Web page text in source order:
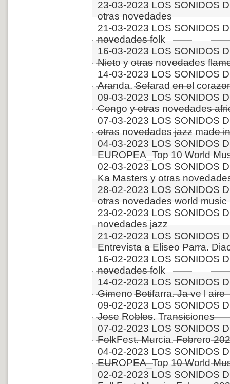
23-03-2023 LOS SONIDOS
otras novedades
21-03-2023 LOS SONIDOS
novedades folk
16-03-2023 LOS SONIDOS
Nieto y otras novedades
14-03-2023 LOS SONIDOS
Aranda. Sefarad en el
09-03-2023 LOS SONIDOS
Congo y otras novedades
07-03-2023 LOS SONIDOS
otras novedades jazz made
04-03-2023 LOS SONIDOS
EUROPEA_Top 10 World
02-03-2023 LOS SONIDOS
Ka Masters y otras
28-02-2023 LOS SONIDOS
otras novedades world music
23-02-2023 LOS SONIDOS
novedades jazz
21-02-2023 LOS SONIDOS
Entrevista a Eliseo Parra.
16-02-2023 LOS SONIDOS
novedades folk
14-02-2023 LOS SONIDOS
Gimeno Botifarra. Ja ve l aire
09-02-2023 LOS SONIDOS
Jose Robles. Transiciones
07-02-2023 LOS SONIDOS
FolkFest. Murcia. Febrero
04-02-2023 LOS SONIDOS
EUROPEA_Top 10 World
02-02-2023 LOS SONIDOS